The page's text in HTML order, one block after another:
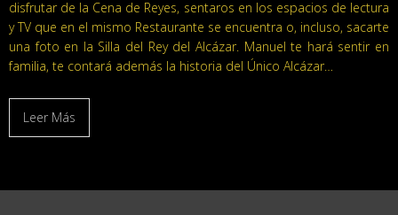
disfrutar de la Cena de Reyes, sentaros en los espacios de lectura
y TV que en el mismo Restaurante se encuentra o, incluso, sacarte
una foto en la Silla del Rey del Alcázar. Manuel te hará sentir en
familia, te contará además la historia del Único Alcázar…
Leer Más